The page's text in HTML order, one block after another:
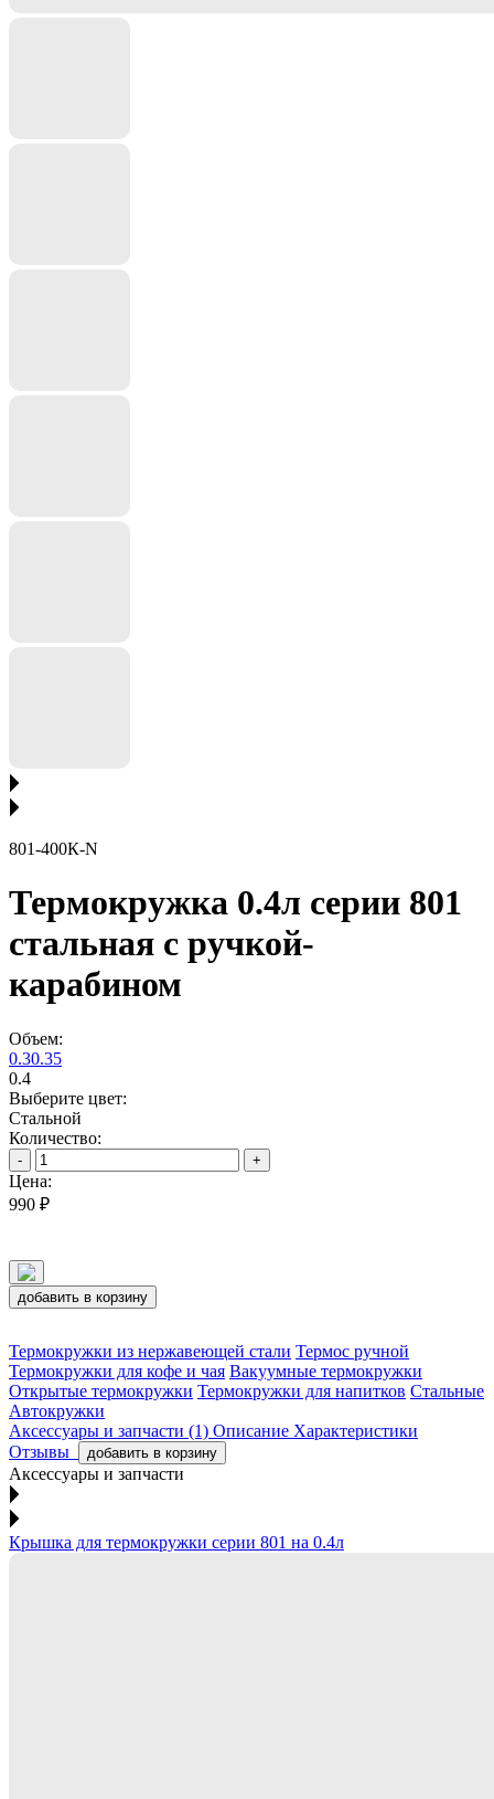
801-400К-N
Термокружка 0.4л серии 801
стальная с ручкой-
карабином
Объем:
0.30.35
0.4
Выберите цвет:
Стальной
Количество:
- +
Цена:
990 ₽
добавить в корзину
Термокружки из нержавеющей стали Термос ручной
Термокружки для кофе и чая Вакуумные термокружки
Открытые термокружки Термокружки для напитков Стальные
Автокружки
Аксессуары и запчасти (1) Описание Характеристики
Отзывы
добавить в корзину
Аксессуары и запчасти
Крышка для термокружки серии 801 на 0.4л